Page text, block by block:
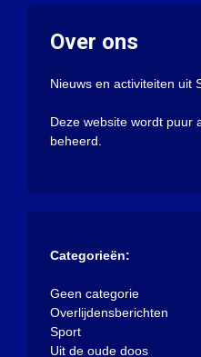
Over ons
Nieuws en activiteiten uit
Deze website wordt puur
beheerd.
Categorieën:
Geen categorie
Overlijdensberichten
Sport
Uit de oude doos